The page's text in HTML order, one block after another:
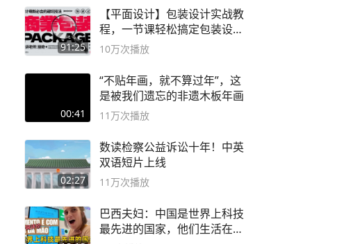
91:25
【平面设计】包装设计实战教
程，一节课轻松搞定包装设计
流程！
10万次播放
00:41
“不贴年画，就不算过年”，这
是被我们遗忘的非遗木板年画
11万次播放
02:27
数读检察公益诉讼十年！中英
双语短片上线
11万次播放
巴西夫妇：中国是世界上科技
最先进的国家，他们生活在